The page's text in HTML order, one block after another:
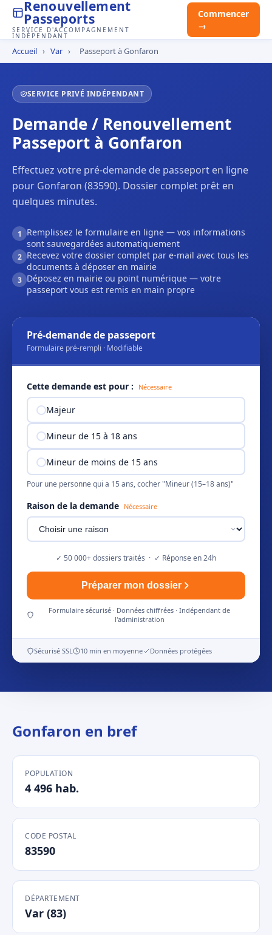
Renouvellement
Passeports
SERVICE D'ACCOMPAGNEMENT
INDÉPENDANT
Commencer
→
Accueil › Var › Passeport à Gonfaron
SERVICE PRIVÉ INDÉPENDANT
Demande / Renouvellement
Passeport à Gonfaron
Effectuez votre pré-demande de passeport en ligne
pour Gonfaron (83590). Dossier complet prêt en
quelques minutes.
1
Remplissez le formulaire en ligne — vos informations
sont sauvegardées automatiquement
2 Recevez votre dossier complet par e-mail avec tous les
documents à déposer en mairie
3 Déposez en mairie ou point numérique — votre
passeport vous est remis en main propre
Pré-demande de passeport
Formulaire pré-rempli · Modifiable
Cette demande est pour : Nécessaire
Majeur
Mineur de 15 à 18 ans
Mineur de moins de 15 ans
Pour une personne qui a 15 ans, cocher "Mineur (15–18 ans)"
Raison de la demande Nécessaire
✓ 50 000+ dossiers traités · ✓ Réponse en 24h
Préparer mon dossier
Formulaire sécurisé · Données chiffrées · Indépendant de
l'administration
Sécurisé SSL 10 min en moyenne Données protégées
Gonfaron en bref
POPULATION
4 496 hab.
CODE POSTAL
83590
DÉPARTEMENT
Var (83)